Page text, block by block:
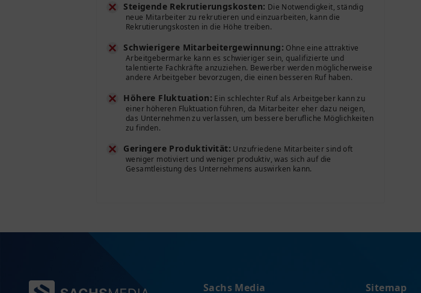
Steigende Rekrutierungskosten: Die Notwendigkeit, ständig
neue Mitarbeiter zu rekrutieren und einzuarbeiten, kann die
Rekrutierungskosten in die Höhe treiben.
Schwierigere Mitarbeitergewinnung: Ohne eine attraktive
Arbeitgebermarke kann es schwieriger sein, qualifizierte und
talentierte Fachkräfte anzuziehen. Bewerber werden möglicherweise
andere Arbeitgeber bevorzugen, die einen besseren Ruf haben.
Höhere Fluktuation: Ein schlechter Ruf als Arbeitgeber kann zu
einer höheren Fluktuation führen, da Mitarbeiter eher dazu neigen,
das Unternehmen zu verlassen, um bessere berufliche Möglichkeiten
zu finden.
Geringere Produktivität: Unzufriedene Mitarbeiter sind oft
weniger motiviert und weniger produktiv, was sich auf die
Gesamtleistung des Unternehmens auswirken kann.
Sachs Media Sitemap